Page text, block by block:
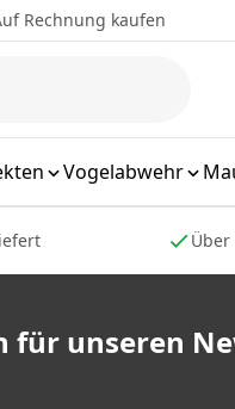
Rechnung kaufen
Vogelabwehr
Über
für unseren